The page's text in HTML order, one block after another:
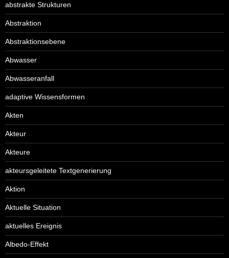
abstrakte Strukturen
Abstraktion
Abstraktionsebene
Abwasser
Abwasseranfall
adaptive Wissensformen
Akten
Akteur
Akteure
akteursgeleitete Textgenerierung
Aktion
Aktuelle Situation
aktuelles Ereignis
Albedo-Effekt